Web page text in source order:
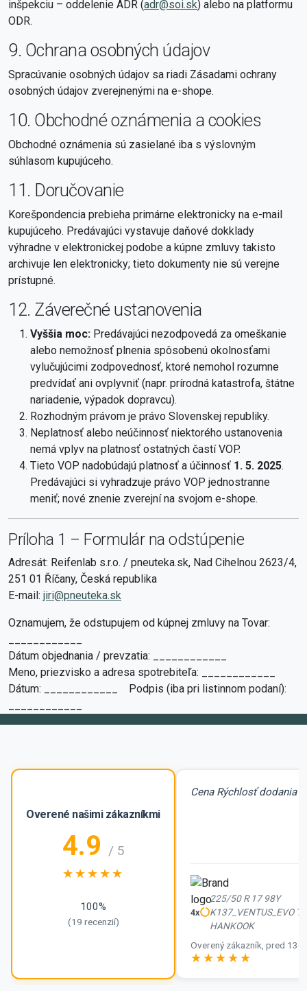
inšpekciu – oddelenie ADR (adr@soi.sk) alebo na platformu
ODR.
9. Ochrana osobných údajov
Spracúvanie osobných údajov sa riadi Zásadami ochrany
osobných údajov zverejnenými na e-shope.
10. Obchodné oznámenia a cookies
Obchodné oznámenia sú zasielané iba s výslovným
súhlasom kupujúceho.
11. Doručovanie
Korešpondencia prebieha primárne elektronicky na e-mail
kupujúceho. Predávajúci vystavuje daňové dokklady
výhradne v elektronickej podobe a kúpne zmluvy takisto
archivuje len elektronicky; tieto dokumenty nie sú verejne
prístupné.
12. Záverečné ustanovenia
Vyššia moc: Predávajúci nezodpovedá za omeškanie
alebo nemožnosť plnenia spôsobenú okolnosťami
vylučujúcimi zodpovednosť, ktoré nemohol rozumne
predvídať ani ovplyvniť (napr. prírodná katastrofa, štátne
nariadenie, výpadok dopravcu).
Rozhodným právom je právo Slovenskej republiky.
Neplatnosť alebo neúčinnosť niektorého ustanovenia
nemá vplyv na platnosť ostatných častí VOP.
Tieto VOP nadobúdajú platnosť a účinnosť 1. 5. 2025.
Predávajúci si vyhradzuje právo VOP jednostranne
meniť; nové znenie zverejní na svojom e-shope.
Príloha 1 – Formulár na odstúpenie
Adresát: Reifenlab s.r.o. / pneuteka.sk, Nad Cihelnou 2623/4,
251 01 Říčany, Česká republika
E-mail: jiri@pneuteka.sk
Oznamujem, že odstupujem od kúpnej zmluvy na Tovar:
Dátum objednania / prevzatia: ____________
Meno, priezvisko a adresa spotrebiteľa: ____________
Dátum: ____________ Podpis (iba pri listinnom podaní):
Overené našimi zákazníkmi
4.9 / 5
100%
(19 recenzií)
Cena Rýchlosť dodania
4x
225/50 R 17 98Y
K137_VENTUS_EVO
HANKOOK
Overený zákazník, pred 136
hodnotenie 5.0 z 5